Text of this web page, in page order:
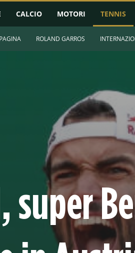
CALCIO MOTORI TENNIS
ROLAND GARROS
super